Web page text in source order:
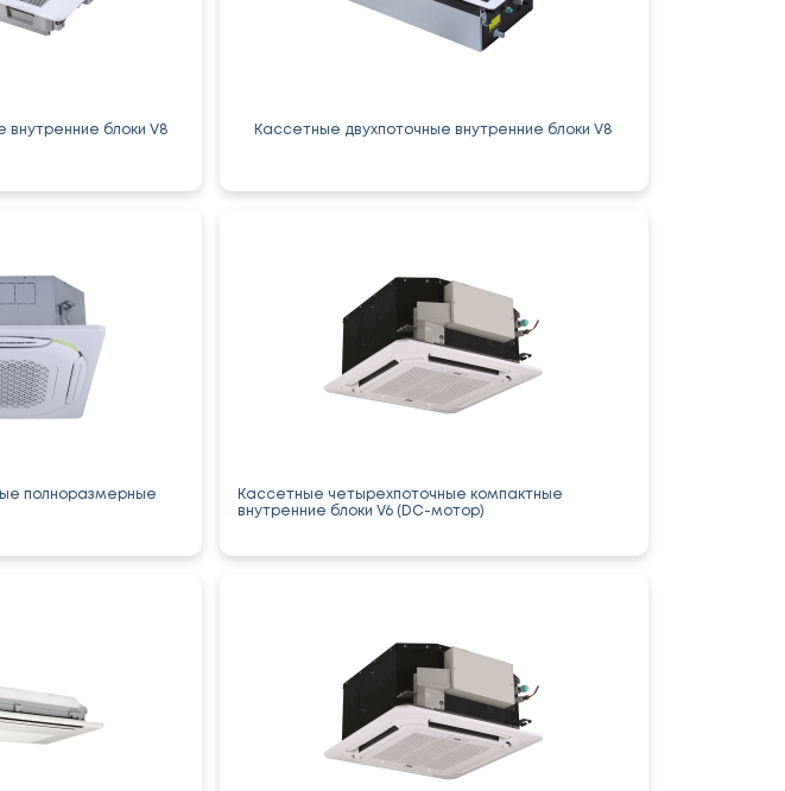
блоки V8 Кассетные двухпоточные внутренние блоки V8
полноразмерные
Кассетные четырехпоточные компактные
внутренние блоки V6 (DC-мотор)